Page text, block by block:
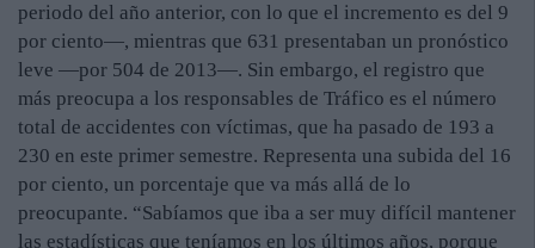
periodo del año anterior, con lo que el incremento es del 9
por ciento—, mientras que 631 presentaban un pronóstico
leve —por 504 de 2013—. Sin embargo, el registro que
más preocupa a los responsables de Tráfico es el número
total de accidentes con víctimas, que ha pasado de 193 a
230 en este primer semestre. Representa una subida del 16
por ciento, un porcentaje que va más allá de lo
preocupante. “Sabíamos que iba a ser muy difícil mantener
las estadísticas que teníamos en los últimos años, porque